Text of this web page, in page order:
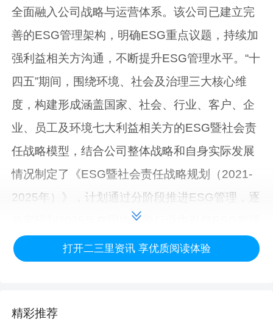
全面融入公司战略与运营体系。该公司已建立完
善的ESG管理架构，明确ESG重点议题，持续加
强利益相关方沟通，不断提升ESG管理水平。“十
四五”期间，围绕环境、社会及治理三大核心维
度，构建形成涵盖国家、社会、行业、客户、企
业、员工及环境七大利益相关方的ESG暨社会责
任战略模型，结合公司整体战略和自身实际发展
情况制定了《ESG暨社会责任战略规划（2021-
2025年）》，计划通过分阶段推进ESG管理，逐
步实现到2025年在国内寿险行业内引领ESG管理
工作的阶段性目标，进一步提升行业影响力和社
打开二三里资讯 享优质阅读体验
精彩推荐